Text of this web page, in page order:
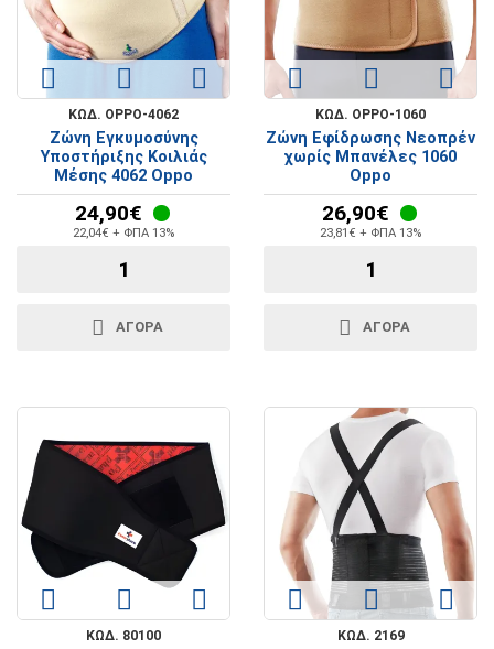
ΚΩΔ. OPPO-4062
Ζώνη Εγκυμοσύνης
Υποστήριξης Κοιλιάς
Μέσης 4062 Oppo
24,90€
22,04€ + ΦΠΑ 13%
ΑΓΟΡΑ
ΚΩΔ. OPPO-1060
Ζώνη Εφίδρωσης Νεοπρέν
χωρίς Μπανέλες 1060
Oppo
26,90€
23,81€ + ΦΠΑ 13%
ΑΓΟΡΑ
ΚΩΔ. 80100 ΚΩΔ. 2169